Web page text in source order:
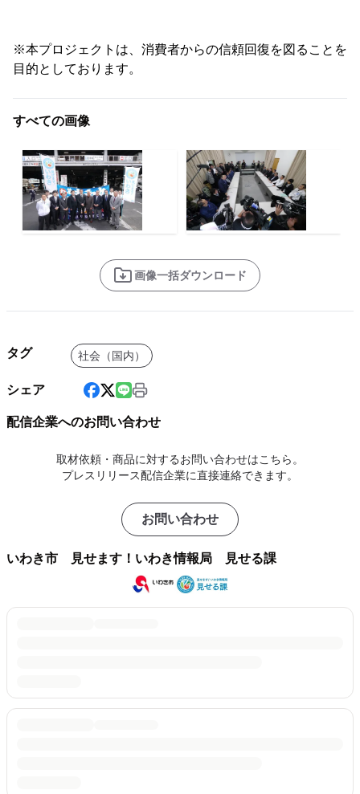
※本プロジェクトは、消費者からの信頼回復を図ることを
目的としております。
すべての画像
画像一括ダウンロード
タグ 社会（国内）
シェア
配信企業へのお問い合わせ
取材依頼・商品に対するお問い合わせはこちら。
プレスリリース配信企業に直接連絡できます。
お問い合わせ
いわき市 見せます！いわき情報局 見せる課